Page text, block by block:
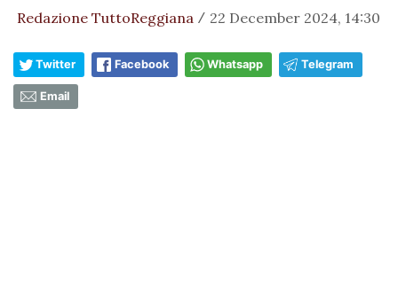
Redazione TuttoReggiana / 22 December 2024, 14:30
Twitter Facebook Whatsapp Telegram
Email